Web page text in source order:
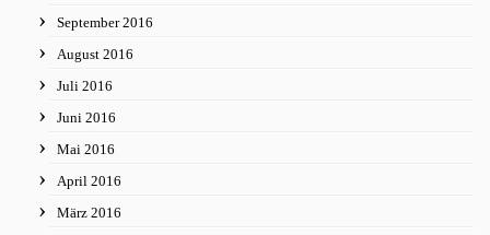
September 2016
August 2016
Juli 2016
Juni 2016
Mai 2016
April 2016
März 2016